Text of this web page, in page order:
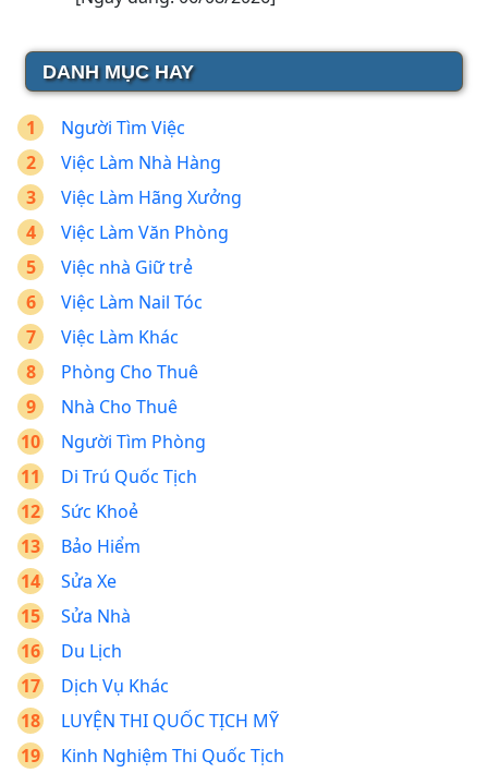
DANH MỤC HAY
Người Tìm Việc
Việc Làm Nhà Hàng
Việc Làm Hãng Xưởng
Việc Làm Văn Phòng
Việc nhà Giữ trẻ
Việc Làm Nail Tóc
Việc Làm Khác
Phòng Cho Thuê
Nhà Cho Thuê
Người Tìm Phòng
Di Trú Quốc Tịch
Sức Khoẻ
Bảo Hiểm
Sửa Xe
Sửa Nhà
Du Lịch
Dịch Vụ Khác
LUYỆN THI QUỐC TỊCH MỸ
Kinh Nghiệm Thi Quốc Tịch